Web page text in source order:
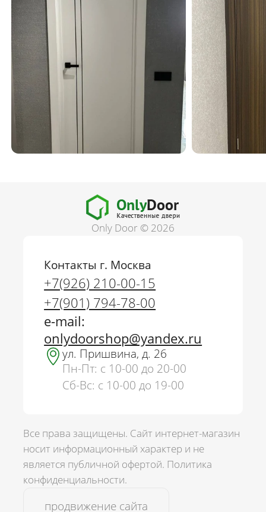
г. Москва
+7(926) 210-00-15
+7(901) 794-78-00
Only Door © 2026
Контакты г. Москва
+7(926) 210-00-15
+7(901) 794-78-00
e-mail:
onlydoorshop@yandex.ru
ул. Пришвина, д. 26
Пн-Пт: с 10-00 до 20-00
Сб-Вс: с 10-00 до 19-00
Все права защищены. Сайт интернет-магазин
носит информационный характер и не
является публичной офертой. Политика
конфиденциальности.
продвижение сайта